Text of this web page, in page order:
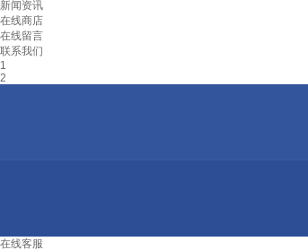
新闻资讯
在线商店
在线留言
联系我们
1
2
在线客服